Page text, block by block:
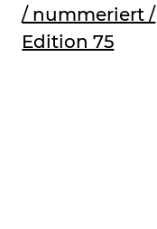
/ nummeriert /
Edition 75